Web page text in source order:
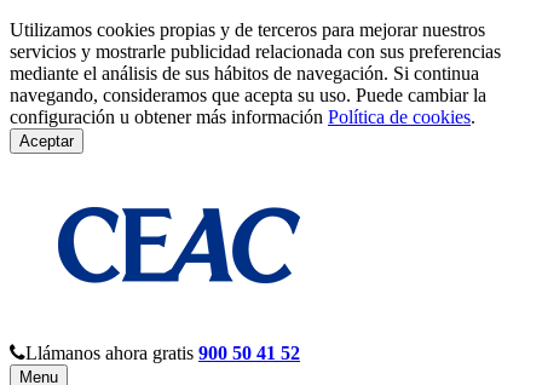
Utilizamos cookies propias y de terceros para mejorar nuestros
servicios y mostrarle publicidad relacionada con sus preferencias
mediante el análisis de sus hábitos de navegación. Si continua
navegando, consideramos que acepta su uso. Puede cambiar la
configuración u obtener más información Política de cookies.
Aceptar
Llámanos ahora gratis 900 50 41 52
Menu